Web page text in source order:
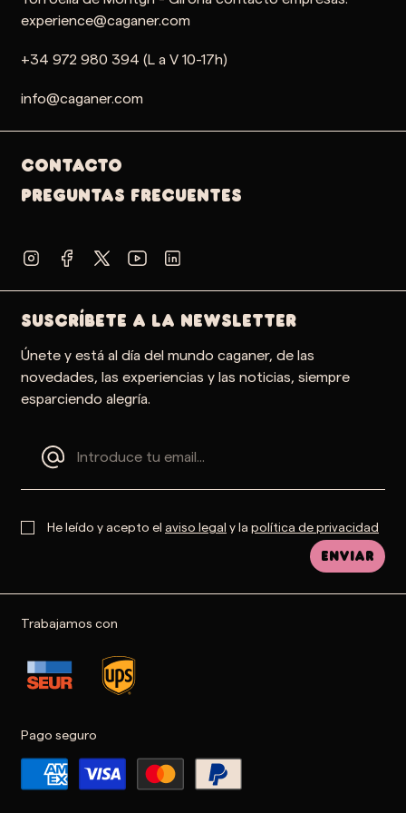
experience@caganer.com
+34 972 980 394 (L a V 10-17h)
info@caganer.com
Contacto
PREGUNTAS FRECUENTES
SUSCRÍBETE A LA NEWSLETTER
Únete y está al día del mundo caganer, de las
novedades, las experiencias y las noticias, siempre
esparciendo alegría.
He leído y acepto el aviso legal y la política de privacidad
Enviar
Trabajamos con
Pago seguro